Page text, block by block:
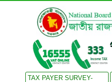
TAX PAYER SURVEY-